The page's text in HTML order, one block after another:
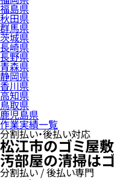
福島県
秋田県
群馬県
茨城県
長崎県
長野県
青森県
静岡県
香川県
高知県
鳥取県
鹿児島県
作業実績一覧
分割払い・後払い対応
松江市のゴミ屋
汚部屋の清掃は
分割払い / 後払い専門